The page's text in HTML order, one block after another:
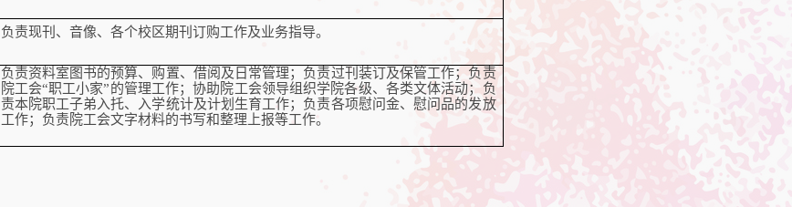
负责现刊、音像、各个校区期刊订购工作及业务指导。
负责资料室图书的预算、购置、借阅及日常管理；负责过刊装订及保管工作；负责
院工会“职工小家”的管理工作；协助院工会领导组织学院各级、各类文体活动；负
责本院职工子弟入托、入学统计及计划生育工作；负责各项慰问金、慰问品的发放
工作；负责院工会文字材料的书写和整理上报等工作。